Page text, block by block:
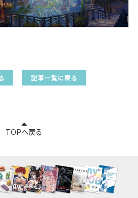
記事一覧に戻る
TOPへ戻る